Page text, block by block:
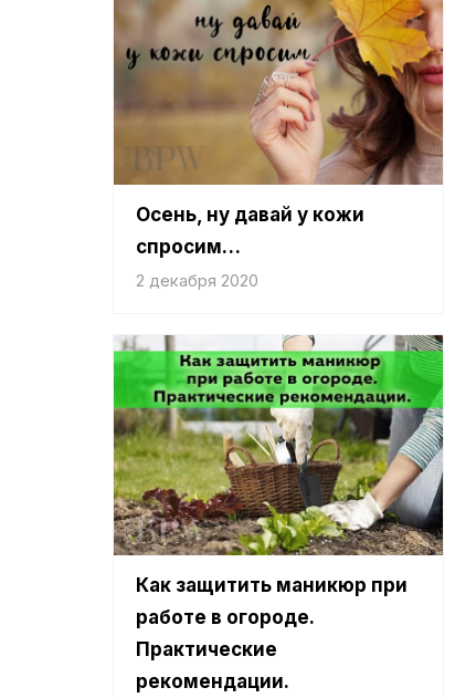
Осень, ну давай у кожи
спросим…
2 декабря 2020
Как защитить маникюр при
работе в огороде.
Практические
рекомендации.